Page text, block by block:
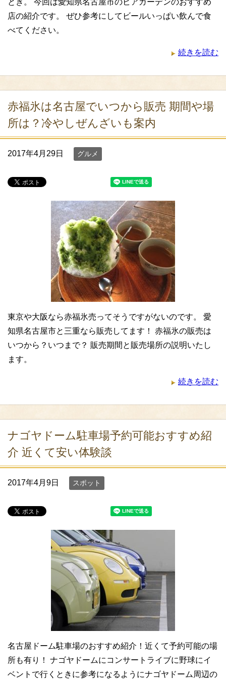
とき。 今回は愛知県名古屋市のビアガーデンのおすすめ
店の紹介です。 ぜひ参考にしてビールいっぱい飲んで食
べてください。
続きを読む
赤福氷は名古屋でいつから販売 期間や場
所は？冷やしぜんざいも案内
2017年4月29日 グルメ
東京や大阪なら赤福氷売ってそうですがないのです。 愛
知県名古屋市と三重なら販売してます！ 赤福氷の販売は
いつから？いつまで？ 販売期間と販売場所の説明いたし
ます。
続きを読む
ナゴヤドーム駐車場予約可能おすすめ紹
介 近くて安い体験談
2017年4月9日 スポット
名古屋ドーム駐車場のおすすめ紹介！近くて予約可能の場
所も有り！ ナゴヤドームにコンサートライブに野球にイ
ベントで行くときに参考になるようにナゴヤドーム周辺の